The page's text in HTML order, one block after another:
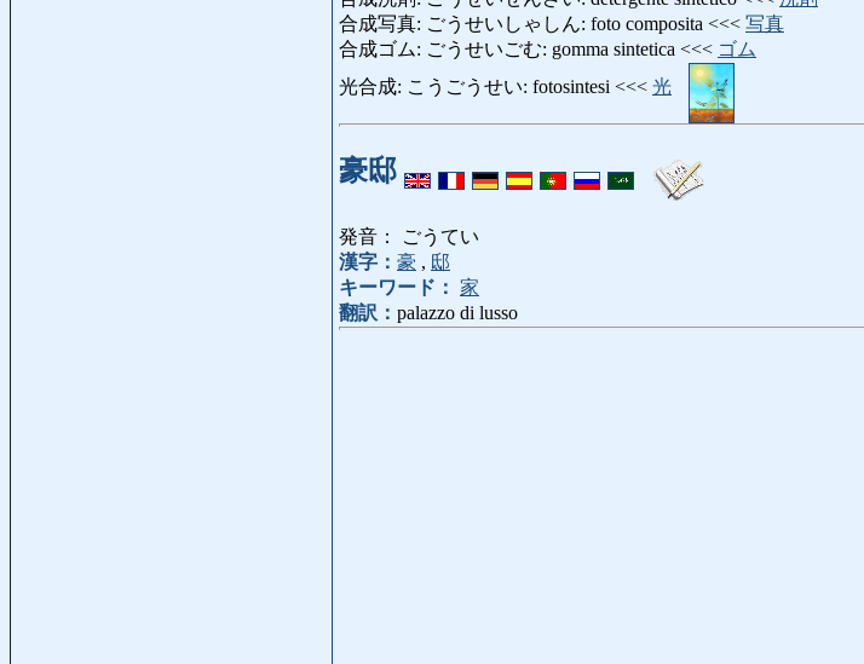
合成写真: ごうせいしゃしん: foto composita <<< 写真
合成ゴム: ごうせいごむ: gomma sintetica <<< ゴム
光合成: こうごうせい: fotosintesi <<< 光
豪邸
発音： ごうてい
漢字： 豪 , 邸
キーワード： 家
翻訳： palazzo di lusso